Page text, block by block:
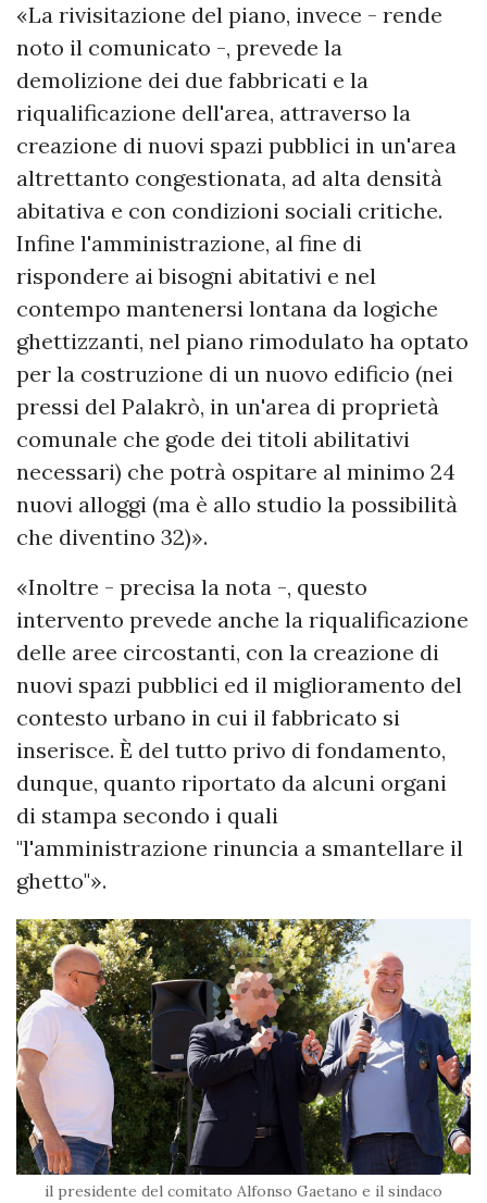
«La rivisitazione del piano, invece - rende
noto il comunicato -, prevede la
demolizione dei due fabbricati e la
riqualificazione dell'area, attraverso la
creazione di nuovi spazi pubblici in un'area
altrettanto congestionata, ad alta densità
abitativa e con condizioni sociali critiche.
Infine l'amministrazione, al fine di
rispondere ai bisogni abitativi e nel
contempo mantenersi lontana da logiche
ghettizzanti, nel piano rimodulato ha optato
per la costruzione di un nuovo edificio (nei
pressi del Palakrò, in un'area di proprietà
comunale che gode dei titoli abilitativi
necessari) che potrà ospitare al minimo 24
nuovi alloggi (ma è allo studio la possibilità
che diventino 32)».
«Inoltre - precisa la nota -, questo
intervento prevede anche la riqualificazione
delle aree circostanti, con la creazione di
nuovi spazi pubblici ed il miglioramento del
contesto urbano in cui il fabbricato si
inserisce. È del tutto privo di fondamento,
dunque, quanto riportato da alcuni organi
di stampa secondo i quali
"l'amministrazione rinuncia a smantellare il
ghetto"».
il presidente del comitato Alfonso Gaetano e il sindaco